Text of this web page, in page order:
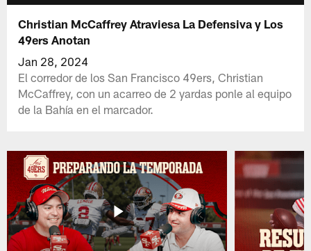
Christian McCaffrey Atraviesa La Defensiva y Los
49ers Anotan
Jan 28, 2024
El corredor de los San Francisco 49ers, Christian
McCaffrey, con un acarreo de 2 yardas ponle al equipo
de la Bahía en el marcador.